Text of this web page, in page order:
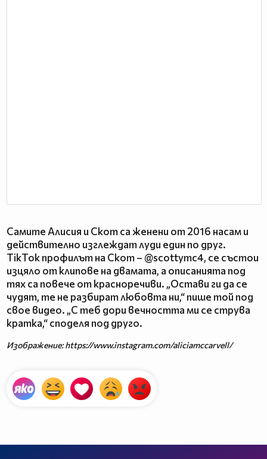
Самите Алисия и Скот са женени от 2016 насам и
действително изглеждат луди един по друг.
TikTok профилът на Скот – @scottymc4, се състои
изцяло от клипове на двамата, а описанията под
тях са повече от красноречиви. „Остави ги да се
чудят, те не разбират любовта ни,“ пише той под
свое видео. „С теб дори вечността ми се струва
кратка,“ споделя под друго.
Изображение: https://www.instagram.com/aliciamccarvell/